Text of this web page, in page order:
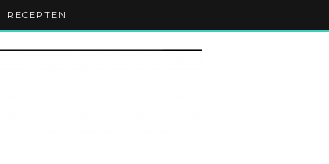
RECEPTEN